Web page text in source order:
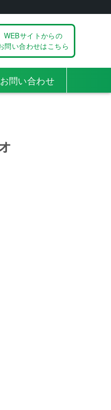
WEBサイトからの
問い合わせはこちら
お問い合わせ